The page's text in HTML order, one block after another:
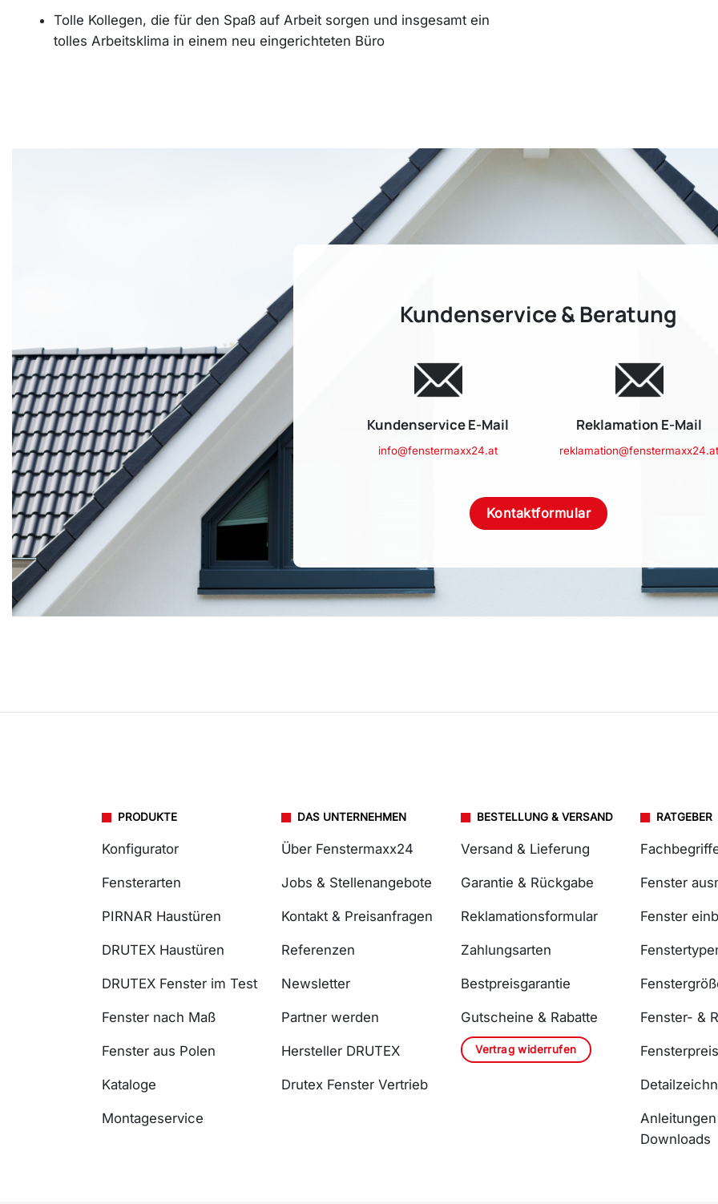
Tolle Kollegen, die für den Spaß auf Arbeit sorgen und insgesamt ein
tolles Arbeitsklima in einem neu eingerichteten Büro
Kundenservice & Beratung
Kundenservice E-Mail
info@fenstermaxx24.at
Reklamation E-Mail
reklamation@fenstermaxx24.at
Kontaktformular
PRODUKTE
Konfigurator
Fensterarten
PIRNAR Haustüren
DRUTEX Haustüren
DRUTEX Fenster im Test
Fenster nach Maß
Fenster aus Polen
Kataloge
Montageservice
DAS UNTERNEHMEN
Über Fenstermaxx24
Jobs & Stellenangebote
Kontakt & Preisanfragen
Referenzen
Newsletter
Partner werden
Hersteller DRUTEX
Drutex Fenster Vertrieb
BESTELLUNG & VERSAND
Versand & Lieferung
Garantie & Rückgabe
Reklamationsformular
Zahlungsarten
Bestpreisgarantie
Gutscheine & Rabatte
Vertrag widerrufen
RATGEBER
Fenster
Fenster
Fenster- &
Downloads